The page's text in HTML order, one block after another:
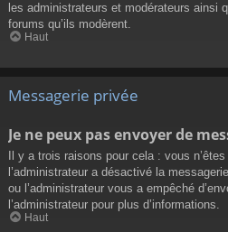
les administrateurs et modérateurs ainsi
forums qu’ils modèrent.
Haut
Messagerie privée
Je ne peux pas envoyer de
Il y a trois raisons pour cela : vous
l’administrateur a désactivé la
ou l’administrateur vous a empêché
l’administrateur pour plus d’informations.
Haut